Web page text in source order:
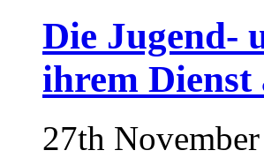
Die Jugend-
ihrem Dienst
27th